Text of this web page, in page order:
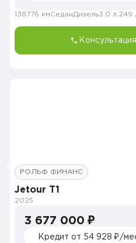
138776 кмСеданДизель3.0 л. 249
Консультация
РОЛЬФ ФИНАНС
Jetour T1
2025
3 677 000 ₽
Кредит от 54 928 ₽/